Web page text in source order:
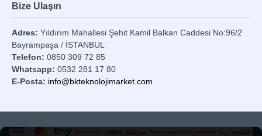
Bize Ulaşın
Adres: Yıldırım Mahallesi Şehit Kamil Balkan Caddesi No:96/2
Bayrampaşa / İSTANBUL
Telefon: 0850 309 72 85
Whatsapp: 0532 281 17 80
E-Posta: info@bkteknolojimarket.com